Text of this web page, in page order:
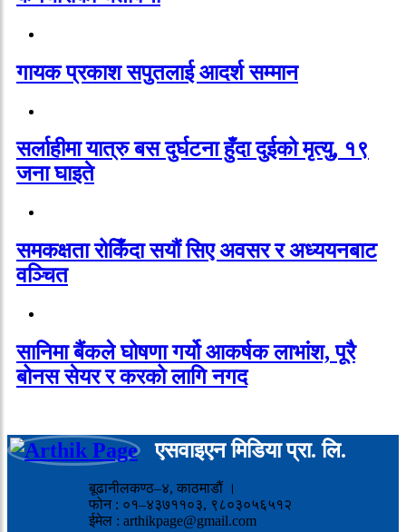
गायक प्रकाश सपुतलाई आदर्श सम्मान
सर्लाहीमा यात्रु बस दुर्घटना हुँदा दुईको मृत्यु, १९
जना घाइते
समकक्षता रोकिँदा सयौं सिए अवसर र अध्ययनबाट
वञ्चित
सानिमा बैंकले घोषणा गर्यो आकर्षक लाभांश, पूरै
बोनस सेयर र करको लागि नगद
एसवाइएन मिडिया प्रा. लि.
बूढानीलकण्ठ–४, काठमाडौं ।
फोन : ०१–४३७११०३, ९८०३०५६५१२
ईमेल : arthikpage@gmail.com